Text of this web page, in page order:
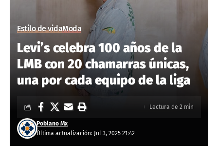
Estilo de vidaModa
Levi’s celebra 100 años de la
LMB con 20 chamarras únicas,
una por cada equipo de la liga
Última actualización: Jul 3, 2025 21:42
Poblano Mx
Lectura de 2 min